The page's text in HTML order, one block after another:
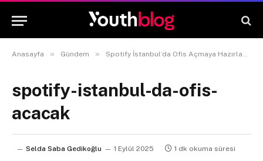
Anasayfa » Gündem » Spotify İstanbul’da Ofis Açmaya Hazırlanıyor
spotify-istanbul-da-ofis-
acacak
Selda Saba Gedikoğlu 1 Eylül 2025 1 dk okuma süresi